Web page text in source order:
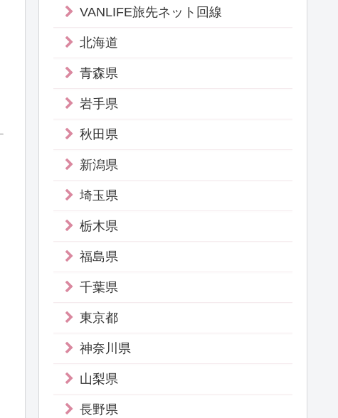
VANLIFE旅先ネット回線
北海道
青森県
岩手県
秋田県
新潟県
埼玉県
栃木県
福島県
千葉県
東京都
神奈川県
山梨県
長野県